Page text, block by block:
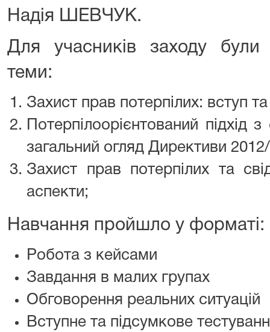
Надія ШЕВЧУК.
Для учасників заходу були
теми:
Захист прав потерпілих: вступ
Потерпілоорієнтований підхід
загальний огляд Директиви
Захист прав потерпілих та
аспекти;
Навчання пройшло у форматі:
Робота з кейсами
Завдання в малих групах
Обговорення реальних ситуацій
Вступне та підсумкове